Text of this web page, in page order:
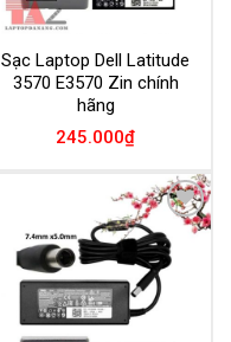
Sạc Laptop Dell Latitude
3570 E3570 Zin chính
hãng
245.000₫
Add to
Wishlist